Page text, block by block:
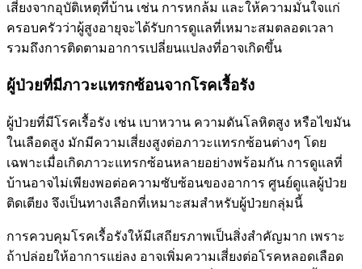
เสี่ยงจากอุบัติเหตุที่บ้าน เช่น การหกล้ม และให้ความมั่นใจแก่
ครอบครัวว่าผู้สูงอายุจะได้รับการดูแลที่เหมาะสมตลอดเวลา
รวมถึงการติดตามอาการเปลี่ยนแปลงที่อาจเกิดขึ้น
ผู้ป่วยที่มีภาวะแทรกซ้อนจากโรคเรื้อรัง
ผู้ป่วยที่มีโรคเรื้อรัง เช่น เบาหวาน ความดันโลหิตสูง หรือไขมัน
ในเลือดสูง มักมีความเสี่ยงสูงต่อภาวะแทรกซ้อนต่างๆ โดย
เฉพาะเมื่อเกิดภาวะแทรกซ้อนหลายอย่างพร้อมกัน การดูแลที่
บ้านอาจไม่เพียงพอต่อความซับซ้อนของอาการ ศูนย์ดูแลผู้ป่วย
ติดเตียง จึงเป็นทางเลือกที่เหมาะสมสำหรับผู้ป่วยกลุ่มนี้
การควบคุมโรคเรื้อรังให้มีเสถียรภาพเป็นสิ่งสำคัญมาก เพราะ
ถ้าปล่อยให้อาการแย่ลง อาจเพิ่มความเสี่ยงต่อโรคหลอดเลือด